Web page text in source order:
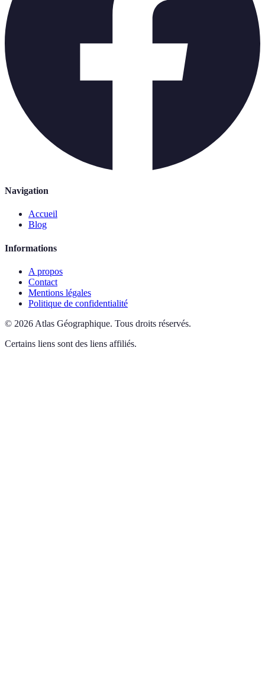
Navigation
Accueil
Blog
Informations
A propos
Contact
Mentions légales
Politique de confidentialité
© 2026 Atlas Géographique. Tous droits réservés.
Certains liens sont des liens affiliés.